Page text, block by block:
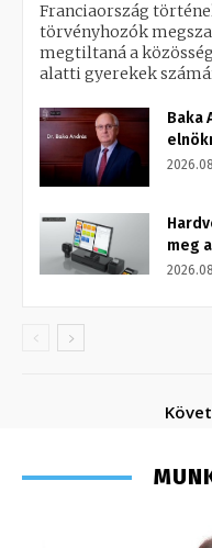
Franciaország
törvényhozók
megtiltaná a
alatti gyerekek
Baka
meg